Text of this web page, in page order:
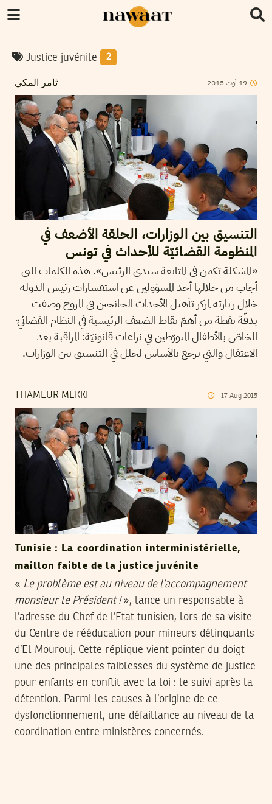
Justice juvénile 2
ثامر المكي 19 أوت 2015
التنسيق بين الوزارات، الحلقة الأضعف في
المنظومة القضائيّة للأحداث في تونس
«المشكلة تكمن في المتابعة سيدي الرئيس». هذه الكلمات التي
أجاب من خلالها أحد المسؤولين عن استفسارات رئيس الدولة
خلال زيارته لمركز تأهيل الأحداث الجانحين في المروج وصفت
بدقّة نقطة من أهمّ نقاط الضعف الرئيسية في النظام القضائيّ
الخاصّ بالأطفال المتورّطين في نزاعات قانونيّة: المراقبة بعد
الاعتقال والتي ترجع بالأساس لخلل في التنسيق بين الوزارات.
THAMEUR MEKKI 17 Aug 2015
Tunisie : La coordination interministérielle,
maillon faible de la justice juvénile
« Le problème est au niveau de l’accompagnement
monsieur le Président !», lance un responsable à
l’adresse du Chef de l’Etat tunisien, lors de sa visite
du Centre de rééducation pour mineurs délinquants
d’El Mourouj. Cette réplique vient pointer du doigt
une des principales faiblesses du système de justice
pour enfants en conflit avec la loi : le suivi après la
détention. Parmi les causes à l’origine de ce
dysfonctionnement, une défaillance au niveau de la
coordination entre ministères concernés.